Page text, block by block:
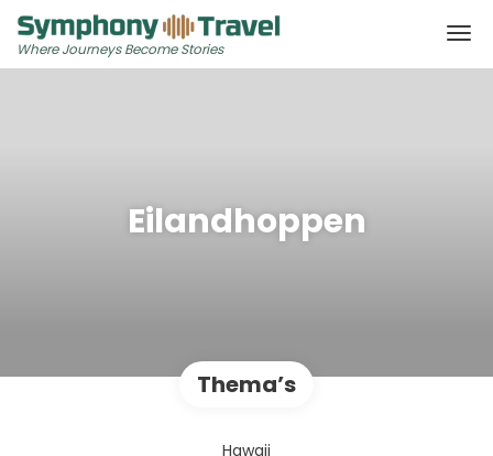
Where Journeys Become Stories
Eilandhoppen
Thema’s
Hawaii